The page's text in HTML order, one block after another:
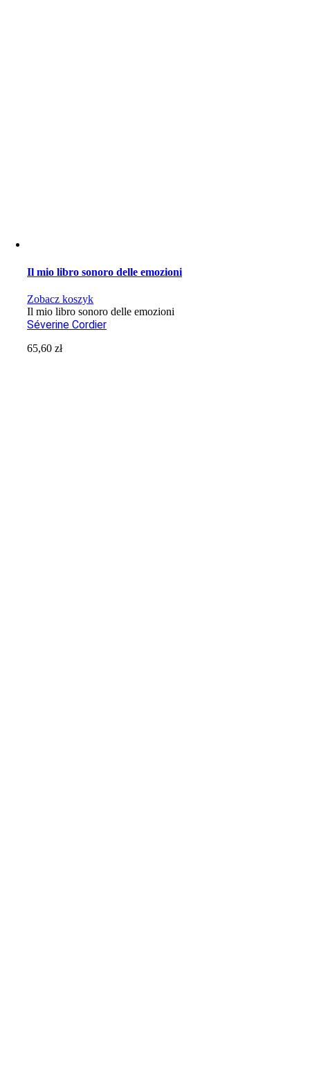
Il mio libro sonoro delle emozioni
Zobacz koszyk
Il mio libro sonoro delle emozioni
Séverine Cordier
65,60zł